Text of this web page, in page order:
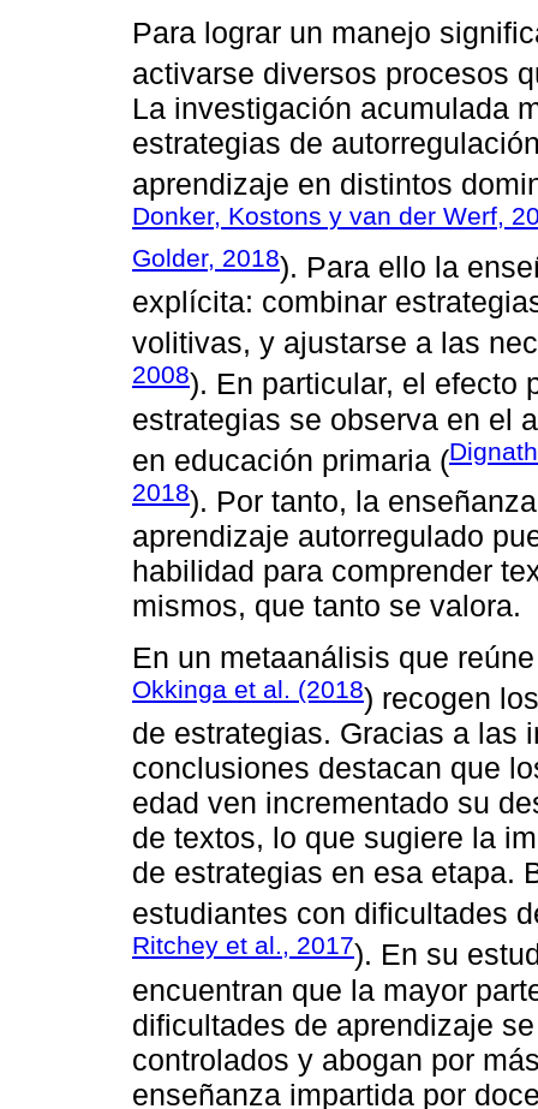
Para lograr un manejo
activarse diversos procesos
La investigación acumulada
estrategias de
aprendizaje en distintos
Donker, Kostons y van der Werf,
Golder, 2018). Para ello la
explícita: combinar
volitivas, y ajustarse a las
2008). En particular, el efecto
estrategias se observa en el
en educación primaria (
2018). Por tanto, la
aprendizaje autorregulado
habilidad para comprender
mismos, que tanto se valora.
En un metaanálisis que
Okkinga et al. (2018) recogen
de estrategias. Gracias a las
conclusiones destacan que
edad ven incrementado su
de textos, lo que sugiere la
de estrategias en esa etapa.
estudiantes con dificultades
Ritchey et al., 2017). En su
encuentran que la mayor
dificultades de aprendizaje
controlados y abogan por
enseñanza impartida por